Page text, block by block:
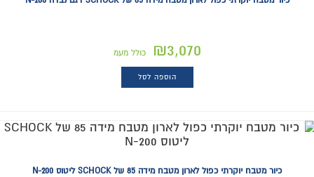
₪3,070 כולל מעמ
הוספה לסל
כיור מטבח יוקרתי כפול לארון מטבח מידה 85 של SCHOCK ליטוס 200-N